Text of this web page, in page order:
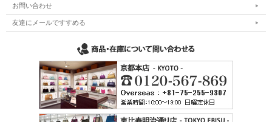
お問い合わせ
友達にメールですすめる